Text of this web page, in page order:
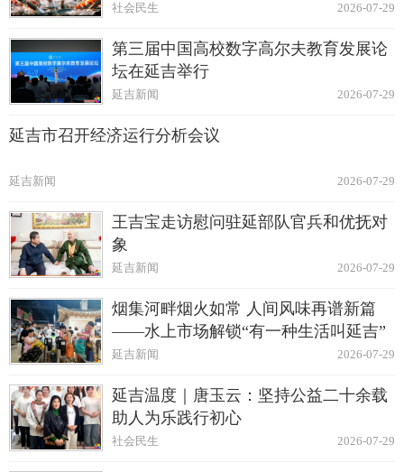
2026-07-29
社会民生
第三届中国高校数字高尔夫教育发展论
坛在延吉举行
2026-07-29
延吉新闻
延吉市召开经济运行分析会议
2026-07-29
延吉新闻
王吉宝走访慰问驻延部队官兵和优抚对
象
2026-07-29
延吉新闻
烟集河畔烟火如常 人间风味再谱新篇
——水上市场解锁“有一种生活叫延吉”
2026-07-29
延吉新闻
延吉温度｜唐玉云：坚持公益二十余载
助人为乐践行初心
2026-07-29
社会民生